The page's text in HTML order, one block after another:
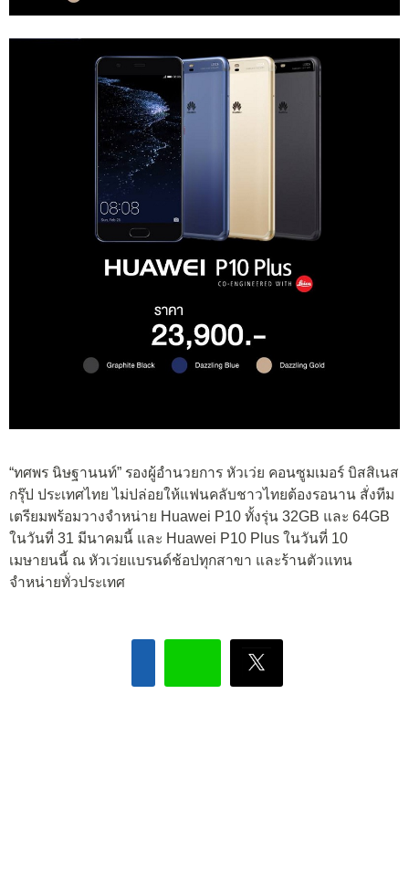
“ทศพร นิษฐานนท์” รองผู้อำนวยการ หัวเว่ย คอนซูมเมอร์ บิสสิเนส
กรุ๊ป ประเทศไทย ไม่ปล่อยให้แฟนคลับชาวไทยต้องรอนาน สั่งทีม
เตรียมพร้อมวางจำหน่าย Huawei P10 ทั้งรุ่น 32GB และ 64GB
ในวันที่ 31 มีนาคมนี้ และ Huawei P10 Plus ในวันที่ 10
เมษายนนี้ ณ หัวเว่ยแบรนด์ช้อปทุกสาขา และร้านตัวแทน
จำหน่ายทั่วประเทศ